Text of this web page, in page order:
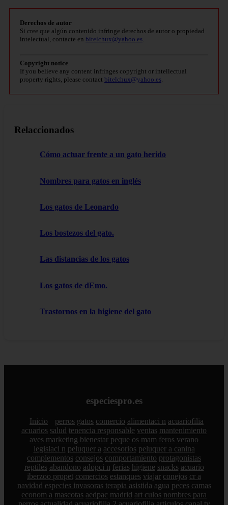
Derechos de autor
Si cree que algún contenido infringe derechos de autor o propiedad
intelectual, contacte en bitelchux@yahoo.es
Copyright notice
If you believe any content infringes copyright or intellectual
property rights, please contact bitelchux@yahoo.es
Relaccionados
Cómo actuar frente a un gato herido
Nombres para gatos en inglés
Los gatos de Leonardo
Los bostezos del gato.
Las distancias de los gatos
Los gatos de dEmo.
Trastornos en la higiene del gato
especiespro.es
Inicio perros gatos comercio alimentaci n acuariofilia
acuarios salud tenencia responsable ventas mantenimiento
aves marketing bienestar peque os mam feros verano
legislaci n peluquer a accesorios peluquer a canina
complementos consejos comportamiento protagonistas
reptiles abandono adopci n ferias higiene snacks acuario
iberzoo propet comercios estanques viajar conejos cr a
navidad especies invasoras terapia asistida agua peces camas
econom a mascotas aedpac madrid art culos nombres para